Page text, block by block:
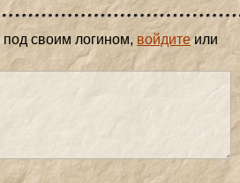
своим логином, войдитеили